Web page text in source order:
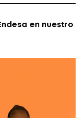
en nuestro